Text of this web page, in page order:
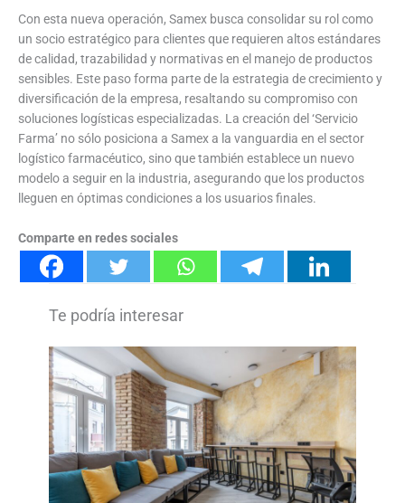
Con esta nueva operación, Samex busca consolidar su rol como
un socio estratégico para clientes que requieren altos estándares
de calidad, trazabilidad y normativas en el manejo de productos
sensibles. Este paso forma parte de la estrategia de crecimiento y
diversificación de la empresa, resaltando su compromiso con
soluciones logísticas especializadas. La creación del ‘Servicio
Farma’ no sólo posiciona a Samex a la vanguardia en el sector
logístico farmacéutico, sino que también establece un nuevo
modelo a seguir en la industria, asegurando que los productos
lleguen en óptimas condiciones a los usuarios finales.
Comparte en redes sociales